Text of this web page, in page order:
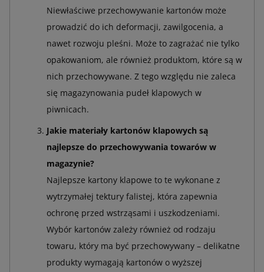
Niewłaściwe przechowywanie kartonów może
prowadzić do ich deformacji, zawilgocenia, a
nawet rozwoju pleśni. Może to zagrażać nie tylko
opakowaniom, ale również produktom, które są w
nich przechowywane. Z tego względu nie zaleca
się magazynowania pudeł klapowych w
piwnicach.
Jakie materiały kartonów klapowych są
najlepsze do przechowywania towarów w
magazynie?
Najlepsze kartony klapowe to te wykonane z
wytrzymałej tektury falistej, która zapewnia
ochronę przed wstrząsami i uszkodzeniami.
Wybór kartonów zależy również od rodzaju
towaru, który ma być przechowywany – delikatne
produkty wymagają kartonów o wyższej